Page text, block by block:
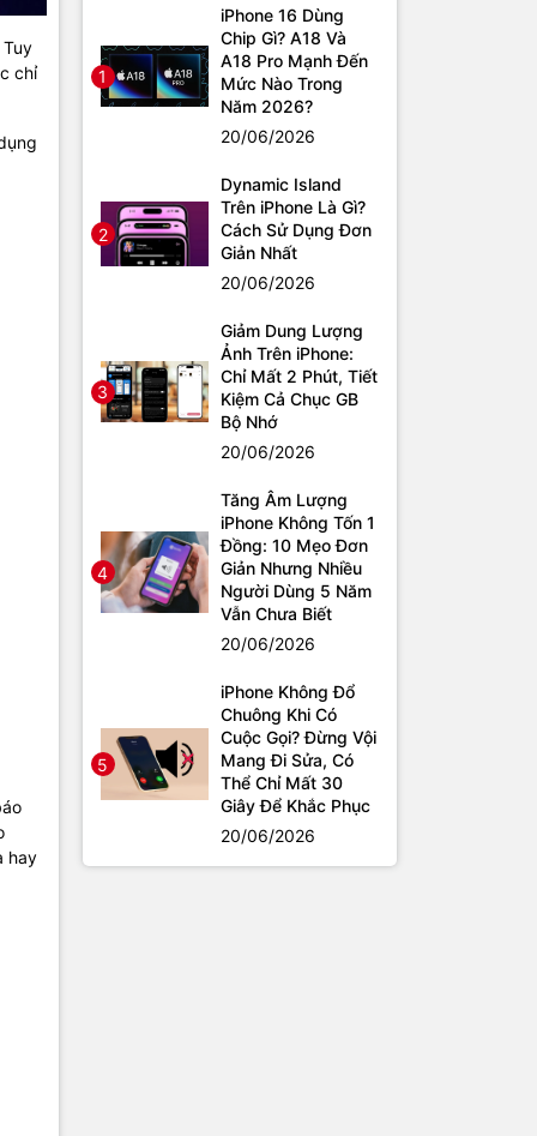
chỉ
hay
1
iPhone 16 Dùng
Chip Gì? A18 Và
A18 Pro Mạnh Đến
Mức Nào Trong
Năm 2026?
20/06/2026
2
Dynamic Island
Trên iPhone Là Gì?
Cách Sử Dụng Đơn
Giản Nhất
20/06/2026
3
Giảm Dung Lượng
Ảnh Trên iPhone:
Chỉ Mất 2 Phút, Tiết
Kiệm Cả Chục GB
Bộ Nhớ
20/06/2026
4
Tăng Âm Lượng
iPhone Không Tốn 1
Đồng: 10 Mẹo Đơn
Giản Nhưng Nhiều
Người Dùng 5 Năm
Vẫn Chưa Biết
20/06/2026
5
iPhone Không Đổ
Chuông Khi Có
Cuộc Gọi? Đừng Vội
Mang Đi Sửa, Có
Thể Chỉ Mất 30
Giây Để Khắc Phục
20/06/2026